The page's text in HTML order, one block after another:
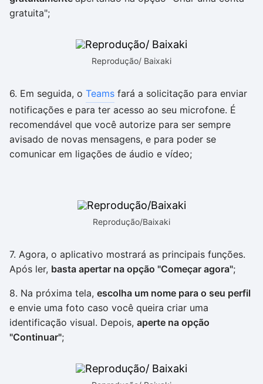
gratuita";
Reprodução/ Baixaki
6. Em seguida, o Teams fará a solicitação para enviar
notificações e para ter acesso ao seu microfone. É
recomendável que você autorize para ser sempre
avisado de novas mensagens, e para poder se
comunicar em ligações de áudio e vídeo;
Reprodução/Baixaki
7. Agora, o aplicativo mostrará as principais funções.
Após ler, basta apertar na opção "Começar agora";
8. Na próxima tela, escolha um nome para o seu perfil
e envie uma foto caso você queira criar uma
identificação visual. Depois, aperte na opção
"Continuar";